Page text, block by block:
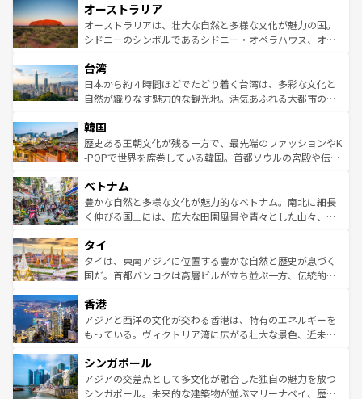
部のニューオーリンズでは、音楽と美食が融合した独特の
文化が魅力。旅行者はアメリカの各地域で異なる魅力を楽
しみながら、その多様性と豊かな歴史を感じることができ
ならではの贅沢な旅のスタイルだ。 なお、新着のアメリカ
情報はコンテンツ一覧を参照してほしい。
ワイ島は見逃せない。また、定番の観光地といえばオアフ
島だが、静かな自然を求めるならマウイ島やカウアイ島が
おすすめ。エメラルドグリーンに輝く海をはじめ、豊かな
れるおもてなしの心で訪れる人々を迎えてくれるハワイの
人々、おいしいローカルフードやハワイアンミュージッ
ク、伝統的なフラダンスなど、すべてがハワイの魅力を彩
ワイを、存分に味わってほしい。 なお、新着のハワイ情報
はコンテンツ一覧を参照してほしい。
オーストラリア
オーストラリアは、壮大な自然と多様な文化が魅力の国。
シドニーのシンボルであるシドニー・オペラハウス、オー
リアリーフや大陸中央部にそびえるウルル（エアーズロッ
ク）、タスマニアの美しい原生林やケアンズの熱帯雨林な
ど、見どころがたくさん。また、カフェやワイン、オージ
いる。アクティビティも充実しており、サーフィンやダイ
ビング、ハイキングなど、アウトドア好きにはたまらな
い。オーストラリアの多彩な魅力を存分に味わいつくそ
参照してほしい。
台湾
日本から約４時間ほどでたどり着く台湾は、多彩な文化と
自然が織りなす魅力的な観光地。活気あふれる大都市の台
ン）、静ひつな山岳地帯である台湾東部など、都市の喧騒
と山間の静けさが共存しており、訪れる人に新しい発見と
驚きをもたらしてくれる。また、奥深い台湾の食文化も魅
容にもいいと評判のスイーツなど、バラエティ豊かな料理
が味わえる。 なお、新着の台湾情報は コンテンツ一覧を参
照してほしい。
韓国
歴史ある王朝文化が残る一方で、最先端のファッションやK
-POPで世界を席巻している韓国。首都ソウルの宮殿や伝統
き、地方に足を延ばせば四季折々の自然美を楽しむことが
できる。そして、キムチや焼肉、絶品のストリートフード
まで、さまざまな韓国料理が待っている。夜には、韓国な
リティに包まれながら、韓国の多彩な魅力を心ゆくまで味
わってみてほしい。 なお、新着の韓国情報はコンテンツ一
覧を参照してほしい。
ベトナム
豊かな自然と多様な文化が魅力的なベトナム。南北に細長
く伸びる国土には、広大な田園風景や青々とした山々、世
急速な発展と共に伝統が息づく。ハノイの古い町並みやホ
ーチミン市のフランス統治時代の建物も、独特の雰囲気を
醸し出している。また、バラエティの豊かさとおいしさで
とつ。フォーやバインミー、ベトナムコーヒーなどは、ぜ
ひ現地で味わいたい。どの地域を訪れてもあたたかい人々
が旅行者を迎えてくれるので、きっと忘れられない旅にな
参照してほしい。
タイ
タイは、東南アジアに位置する豊かな自然と歴史が息づく
国だ。首都バンコクは高層ビルが立ち並ぶ一方、伝統的な
の活気が交差している。北部ではチェンマイなどの山岳地
帯で自然と触れ合い、南部ではプーケットやクラビの美し
いビーチでリゾート気分を楽しむことができる。タイ料理
激する。気候は一年中温暖で、どの季節にも異なる楽しみ
が待っている。親しみやすいタイの人々、仏教を中心とし
た文化、そして多様な観光資源が、訪れる旅人を魅了し続
香港
アジアと西洋の文化が交わる香港は、特有のエネルギーを
もっている。ヴィクトリア湾に広がる壮大な景色、近未来
み、どこを訪れても感動するはず。観光スポットが密集し
ており、効率よく見どころを回れるのも魅力。息をのむよ
うな絶景から文化的な体験まで、香港を存分に楽しみ尽く
シンガポール
アジアの交差点として多文化が融合した独自の魅力を放つ
シンガポール。未来的な建築物が並ぶマリーナベイ、歴史